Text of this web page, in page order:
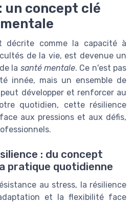
un concept clé
décrite comme la capacité à
de la vie, est devenue un
la santé mentale. Ce n'est pas
innée, mais un ensemble de
développer et renforcer au
quotidien, cette résilience
aux pressions et aux défis,
: du concept
pratique quotidienne
au stress, la résilience
et la flexibilité face